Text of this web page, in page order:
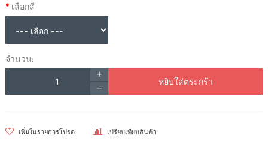
เลือกสี
จำนวน:
หยิบใส่ตระกร้า
เพิ่มในรายการโปรด เปรียบเทียบสินค้า